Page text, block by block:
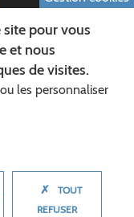
L'AISNE
site pour vous
et nous
de visites.
les personnaliser
✗
TOUT
REFUSER